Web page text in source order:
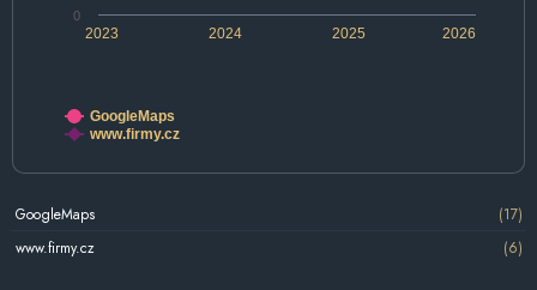
2024 2026
2023 2025
0
GoogleMaps
www.firmy.cz
GoogleMaps
(17)
www.firmy.cz
(6)